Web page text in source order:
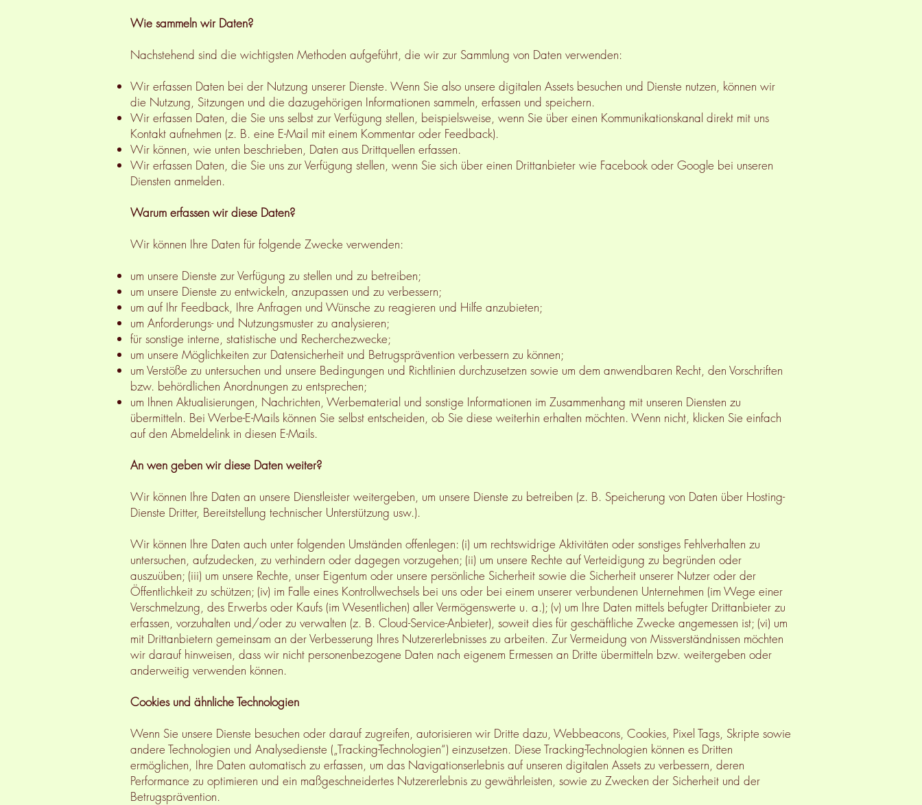
Wie sammeln wir Daten?
Nachstehend sind die wichtigsten Methoden aufgeführt, die wir zur Sammlung von Daten verwenden:
Wir erfassen Daten bei der Nutzung unserer Dienste. Wenn Sie also unsere digitalen Assets besuchen und Dienste nutzen, können wir
die Nutzung, Sitzungen und die dazugehörigen Informationen sammeln, erfassen und speichern.
Wir erfassen Daten, die Sie uns selbst zur Verfügung stellen, beispielsweise, wenn Sie über einen Kommunikationskanal direkt mit uns
Kontakt aufnehmen (z. B. eine E-Mail mit einem Kommentar oder Feedback).
Wir können, wie unten beschrieben, Daten aus Drittquellen erfassen.
Wir erfassen Daten, die Sie uns zur Verfügung stellen, wenn Sie sich über einen Drittanbieter wie Facebook oder Google bei unseren
Diensten anmelden.
Warum erfassen wir diese Daten?
Wir können Ihre Daten für folgende Zwecke verwenden:
um unsere Dienste zur Verfügung zu stellen und zu betreiben;
um unsere Dienste zu entwickeln, anzupassen und zu verbessern;
um auf Ihr Feedback, Ihre Anfragen und Wünsche zu reagieren und Hilfe anzubieten;
um Anforderungs- und Nutzungsmuster zu analysieren;
für sonstige interne, statistische und Recherchezwecke;
um unsere Möglichkeiten zur Datensicherheit und Betrugsprävention verbessern zu können;
um Verstöße zu untersuchen und unsere Bedingungen und Richtlinien durchzusetzen sowie um dem anwendbaren Recht, den Vorschriften
bzw. behördlichen Anordnungen zu entsprechen;
um Ihnen Aktualisierungen, Nachrichten, Werbematerial und sonstige Informationen im Zusammenhang mit unseren Diensten zu
übermitteln. Bei Werbe-E-Mails können Sie selbst entscheiden, ob Sie diese weiterhin erhalten möchten. Wenn nicht, klicken Sie einfach
auf den Abmeldelink in diesen E-Mails.
An wen geben wir diese Daten weiter?
Wir können Ihre Daten an unsere Dienstleister weitergeben, um unsere Dienste zu betreiben (z. B. Speicherung von Daten über Hosting-
Dienste Dritter, Bereitstellung technischer Unterstützung usw.).
Wir können Ihre Daten auch unter folgenden Umständen offenlegen: (i) um rechtswidrige Aktivitäten oder sonstiges Fehlverhalten zu
untersuchen, aufzudecken, zu verhindern oder dagegen vorzugehen; (ii) um unsere Rechte auf Verteidigung zu begründen oder
auszuüben; (iii) um unsere Rechte, unser Eigentum oder unsere persönliche Sicherheit sowie die Sicherheit unserer Nutzer oder der
Öffentlichkeit zu schützen; (iv) im Falle eines Kontrollwechsels bei uns oder bei einem unserer verbundenen Unternehmen (im Wege einer
Verschmelzung, des Erwerbs oder Kaufs (im Wesentlichen) aller Vermögenswerte u. a.); (v) um Ihre Daten mittels befugter Drittanbieter zu
erfassen, vorzuhalten und/oder zu verwalten (z. B. Cloud-Service-Anbieter), soweit dies für geschäftliche Zwecke angemessen ist; (vi) um
mit Drittanbietern gemeinsam an der Verbesserung Ihres Nutzererlebnisses zu arbeiten. Zur Vermeidung von Missverständnissen möchten
wir darauf hinweisen, dass wir nicht personenbezogene Daten nach eigenem Ermessen an Dritte übermitteln bzw. weitergeben oder
anderweitig verwenden können.
Cookies und ähnliche Technologien
Wenn Sie unsere Dienste besuchen oder darauf zugreifen, autorisieren wir Dritte dazu, Webbeacons, Cookies, Pixel Tags, Skripte sowie
andere Technologien und Analysedienste („Tracking-Technologien“) einzusetzen. Diese Tracking-Technologien können es Dritten
ermöglichen, Ihre Daten automatisch zu erfassen, um das Navigationserlebnis auf unseren digitalen Assets zu verbessern, deren
Performance zu optimieren und ein maßgeschneidertes Nutzererlebnis zu gewährleisten, sowie zu Zwecken der Sicherheit und der
Betrugsprävention.